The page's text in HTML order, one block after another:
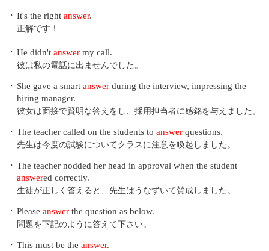
・ It's the right answer.
正解です！
・ He didn't answer my call.
彼は私の電話に出ませんでした。
・ She gave a smart answer during the interview, impressing the
hiring manager.
彼女は面接で賢明な答えをし、採用担当者に感銘を与えました。
・ The teacher called on the students to answer questions.
先生は今度の試験についてクラスに注意を喚起しました。
・ The teacher nodded her head in approval when the student
answered correctly.
生徒が正しく答えると、先生はうなずいて賛成しました。
・ Please answer the question as below.
問題を下記のように答えて下さい。
・ This must be the answer.